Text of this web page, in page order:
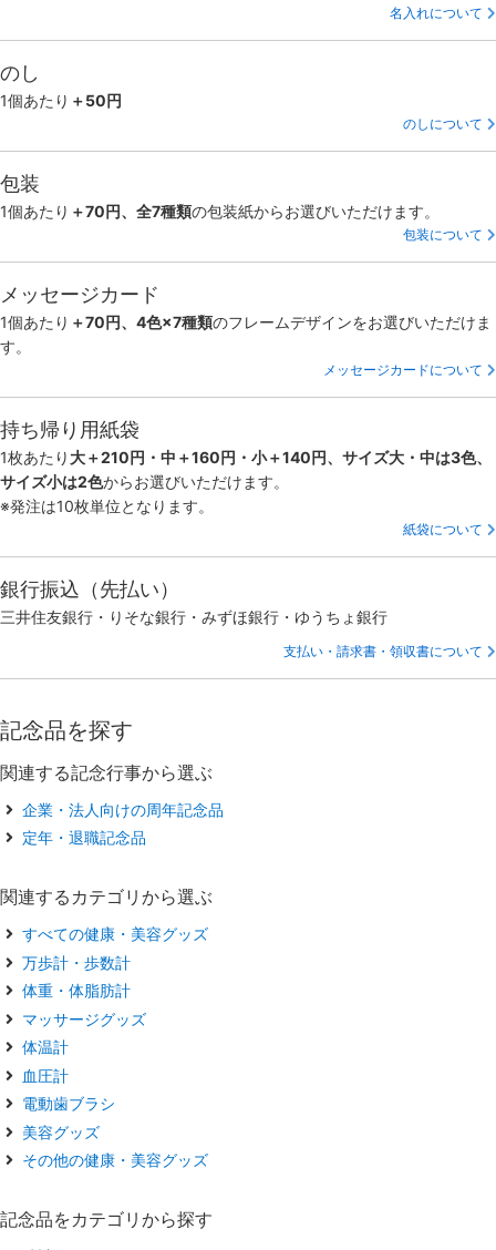
名入れについて
のし
1個あたり ＋50円
のしについて
包装
1個あたり ＋70円、全7種類の包装紙からお選びいただけます。
包装について
メッセージカード
1個あたり ＋70円、4色×7種類のフレームデザインをお選びいただけま
す。
メッセージカードについて
持ち帰り用紙袋
1枚あたり 大＋210円・中＋160円・小＋140円、サイズ大・中は3色、
サイズ小は2色からお選びいただけます。
※発注は10枚単位となります。
紙袋について
銀行振込（先払い）
三井住友銀行・りそな銀行・みずほ銀行・ゆうちょ銀行
支払い・請求書・領収書について
記念品を探す
関連する記念行事から選ぶ
企業・法人向けの周年記念品
定年・退職記念品
関連するカテゴリから選ぶ
すべての健康・美容グッズ
万歩計・歩数計
体重・体脂肪計
マッサージグッズ
体温計
血圧計
電動歯ブラシ
美容グッズ
その他の健康・美容グッズ
記念品をカテゴリから探す